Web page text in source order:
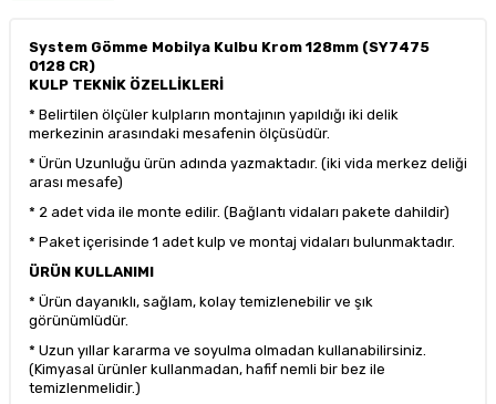
System Gömme Mobilya Kulbu Krom 128mm (SY7475
0128 CR)
KULP TEKNİK ÖZELLİKLERİ
* Belirtilen ölçüler kulpların montajının yapıldığı iki delik
merkezinin arasındaki mesafenin ölçüsüdür.
* Ürün Uzunluğu ürün adında yazmaktadır. (iki vida merkez deliği
arası mesafe)
* 2 adet vida ile monte edilir. (Bağlantı vidaları pakete dahildir)
* Paket içerisinde 1 adet kulp ve montaj vidaları bulunmaktadır.
ÜRÜN KULLANIMI
* Ürün dayanıklı, sağlam, kolay temizlenebilir ve şık
görünümlüdür.
* Uzun yıllar kararma ve soyulma olmadan kullanabilirsiniz.
(Kimyasal ürünler kullanmadan, hafif nemli bir bez ile
temizlenmelidir.)